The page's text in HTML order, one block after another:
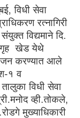
विधी सेवा
रत्नागिरी
विद्यमाने दि.
खेड येथे
करण्यात आले
१ व
विधी सेवा
व्ही.तोकले,
मुख्याधिकारी